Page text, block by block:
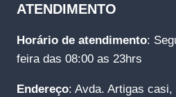
ATENDIMENTO
Horário de atendimento:
feira das 08:00 as 23hrs
Endereço: Avda. Artigas